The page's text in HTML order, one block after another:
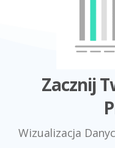
Zacznij
Wizualizacja